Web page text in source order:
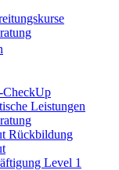
CheckUp
Leistungen
Rückbildung
Level 1